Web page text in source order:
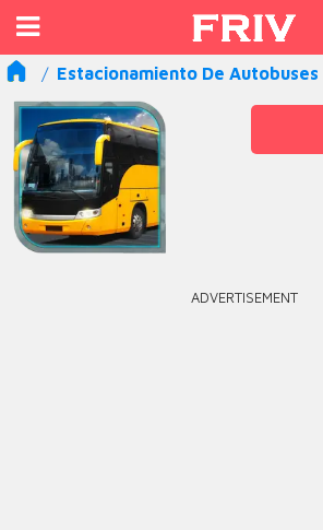
Estacionamiento De Autobuses
ADVERTISEMENT